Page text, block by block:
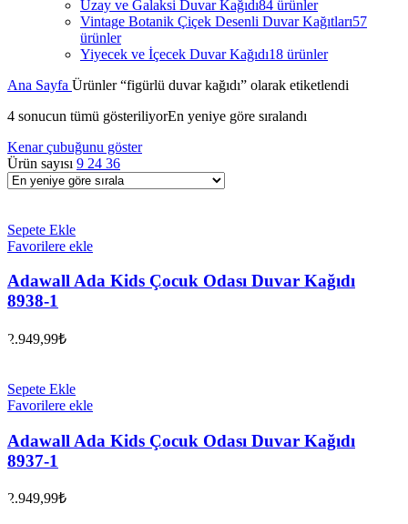
Uzay ve Galaksi Duvar Kağıdı84 ürünler
Vintage Botanik Çiçek Desenli Duvar Kağıtları57
ürünler
Yiyecek ve İçecek Duvar Kağıdı18 ürünler
Ana Sayfa Ürünler “figürlü duvar kağıdı” olarak etiketlendi
4 sonucun tümü gösteriliyorEn yeniye göre sıralandı
Kenar çubuğunu göster
Ürün sayısı 9 24 36
Sepete Ekle
Favorilere ekle
Adawall Ada Kids Çocuk Odası Duvar Kağıdı
8938-1
2.949,99₺
Sepete Ekle
Favorilere ekle
Adawall Ada Kids Çocuk Odası Duvar Kağıdı
8937-1
2.949,99₺